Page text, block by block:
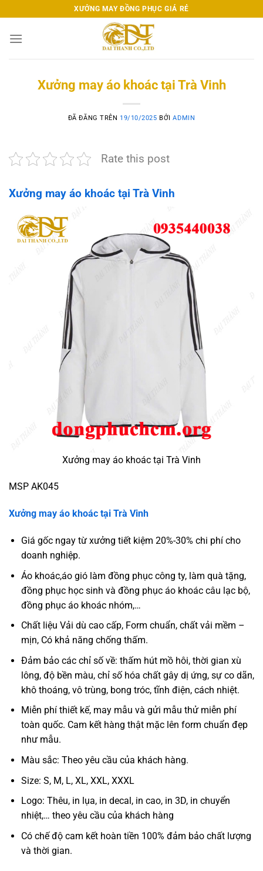
đến
nội
XƯỞNG MAY ĐỒNG PHỤC GIÁ RẺ
Xưởng may áo khoác tại Trà Vinh
ĐÃ ĐĂNG TRÊN 19/10/2025 BỞIADMIN
Rate this post
Xưởng may áo khoác tại Trà Vinh
Xưởng may áo khoác tại Trà Vinh
MSP AK045
Xưởng may áo khoác tại Trà Vinh
Giá gốc ngay từ xưởng tiết kiệm 20%-30% chi phí cho
doanh nghiệp.
Áo khoác,áo gió làm đồng phục công ty, làm quà tặng,
đồng phục học sinh và đồng phục áo khoác câu lạc bộ,
đồng phục áo khoác nhóm,…
Chất liệu Vải dù cao cấp, Form chuẩn, chất vải mềm –
mịn, Có khả năng chống thấm.
Đảm bảo các chỉ số về: thấm hút mồ hôi, thời gian xù
lông, độ bền màu, chỉ số hóa chất gây dị ứng, sự co dãn,
khô thoáng, vô trùng, bong tróc, tĩnh điện, cách nhiệt.
Miễn phí thiết kế, may mẫu và gửi mẫu thử miễn phí
toàn quốc. Cam kết hàng thật mặc lên form chuẩn đẹp
như mẫu.
Màu sắc: Theo yêu cầu của khách hàng.
Size: S, M, L, XL, XXL, XXXL
Logo: Thêu, in lụa, in decal, in cao, in 3D, in chuyển
nhiệt,… theo yêu cầu của khách hàng
Có chế độ cam kết hoàn tiền 100% đảm bảo chất lượng
và thời gian.